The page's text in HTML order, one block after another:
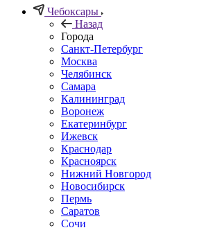
Чебоксары
Назад
Города
Санкт-Петербург
Москва
Челябинск
Самара
Калининград
Воронеж
Екатеринбург
Ижевск
Краснодар
Красноярск
Нижний Новгород
Новосибирск
Пермь
Саратов
Сочи